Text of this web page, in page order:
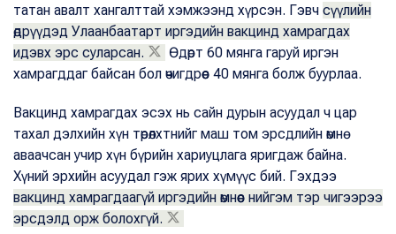
татан авалт хангалттай хэмжээнд хүрсэн. Гэвч сүүлийн
өдрүүдэд Улаанбаатарт иргэдийн вакцинд хамрагдах
идэвх эрс суларсан.
Өдөрт 60 мянга гаруй иргэн
хамрагддаг байсан бол өчигдрөөс 40 мянга болж буурлаа.
Вакцинд хамрагдах эсэх нь сайн дурын асуудал ч цар
тахал дэлхийн хүн төрөлхтнийг маш том эрсдлийн өмнө
аваачсан учир хүн бүрийн хариуцлага яригдаж байна.
Хүний эрхийн асуудал гэж ярих хүмүүс бий. Гэхдээ
вакцинд хамрагдаагүй иргэдийн өмнөөс нийгэм тэр чигээрээ
эрсдэлд орж болохгүй.